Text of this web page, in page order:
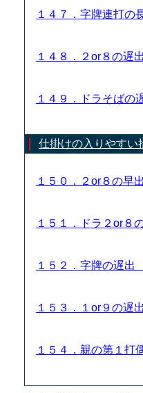
１４７．字牌連打の
１４８．２or８の遅
１４９．ドラそばの
仕掛けの入りやすい
１５０．２or８の早
１５１．ドラ２or８
１５２．字牌の遅出
１５３．１or９の遅
１５４．親の第１打